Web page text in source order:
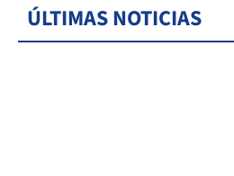
ÚLTIMAS NOTICIAS